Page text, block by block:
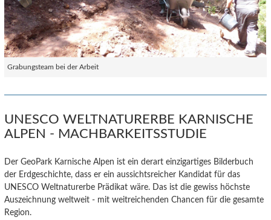
Grabungsteam bei der Arbeit
UNESCO WELTNATURERBE KARNISCHE
ALPEN - MACHBARKEITSSTUDIE
Der GeoPark Karnische Alpen ist ein derart einzigartiges Bilderbuch
der Erdgeschichte, dass er ein aussichtsreicher Kandidat für das
UNESCO Weltnaturerbe Prädikat wäre. Das ist die gewiss höchste
Auszeichnung weltweit - mit weitreichenden Chancen für die gesamte
Region.